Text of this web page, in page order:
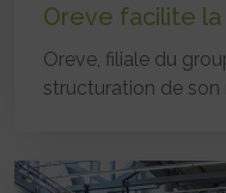
Oreve facilite la
Oreve, filiale du
structuration de son